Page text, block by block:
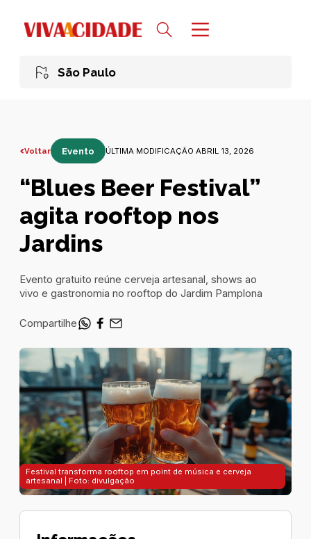
São Paulo
Voltar Evento ÚLTIMA MODIFICAÇÃO ABRIL 13, 2026
“Blues Beer Festival”
agita rooftop nos
Jardins
Evento gratuito reúne cerveja artesanal, shows ao
vivo e gastronomia no rooftop do Jardim Pamplona
Compartilhe
Festival transforma rooftop em point de música e cerveja
artesanal | Foto: divulgação